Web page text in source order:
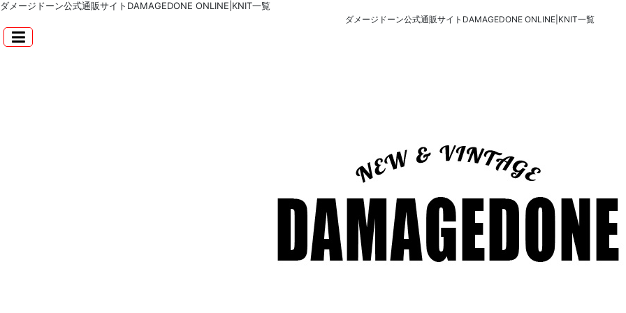
ダメージドーン公式通販サイトDAMAGEDONE ONLINE|KNIT一覧
ダメージドーン公式通販サイトDAMAGEDONE ONLINE|KNIT一覧